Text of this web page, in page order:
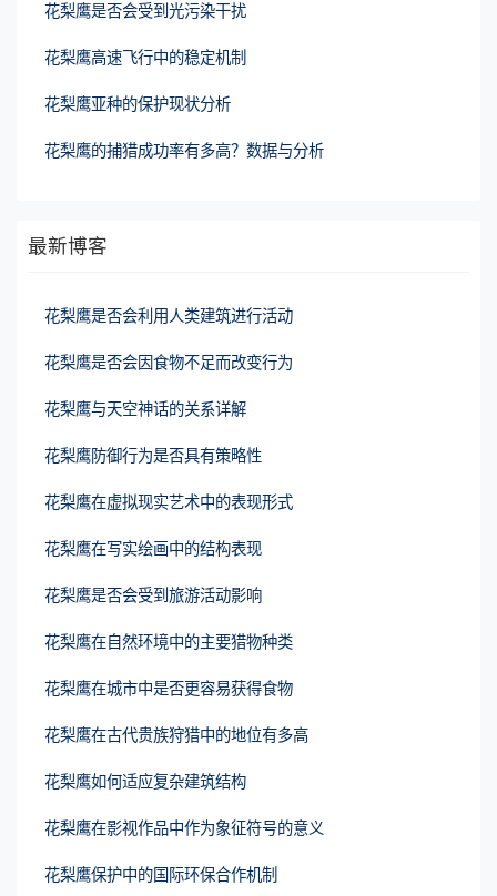
花梨鹰是否会受到光污染干扰
花梨鹰高速飞行中的稳定机制
花梨鹰亚种的保护现状分析
花梨鹰的捕猎成功率有多高？数据与分析
最新博客
花梨鹰是否会利用人类建筑进行活动
花梨鹰是否会因食物不足而改变行为
花梨鹰与天空神话的关系详解
花梨鹰防御行为是否具有策略性
花梨鹰在虚拟现实艺术中的表现形式
花梨鹰在写实绘画中的结构表现
花梨鹰是否会受到旅游活动影响
花梨鹰在自然环境中的主要猎物种类
花梨鹰在城市中是否更容易获得食物
花梨鹰在古代贵族狩猎中的地位有多高
花梨鹰如何适应复杂建筑结构
花梨鹰在影视作品中作为象征符号的意义
花梨鹰保护中的国际环保合作机制